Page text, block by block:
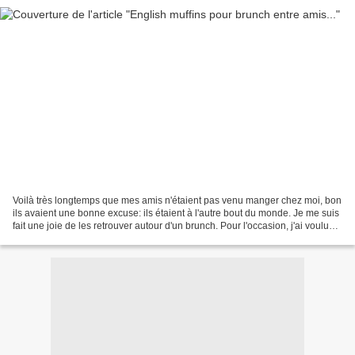
Voilà très longtemps que mes amis n'étaient pas venu manger chez moi, bon
ils avaient une bonne excuse: ils étaient à l'autre bout du monde. Je me suis
fait une joie de les retrouver autour d'un brunch. Pour l'occasion, j'ai voulu